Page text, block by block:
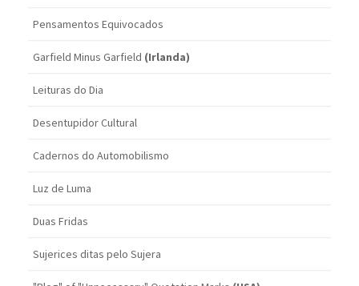
Pensamentos Equivocados
Garfield Minus Garfield (Irlanda)
Leituras do Dia
Desentupidor Cultural
Cadernos do Automobilismo
Luz de Luma
Duas Fridas
Sujerices ditas pelo Sujera